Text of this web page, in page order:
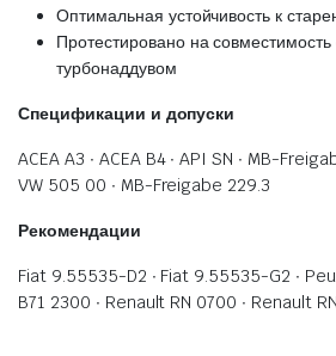
Оптимальная устойчивость к
Протестировано на
турбонаддувом
Спецификации и допуски
ACEA A3 ∙ ACEA B4 ∙ API SN ∙ MB-
VW 505 00 ∙ MB-Freigabe 229.3
Рекомендации
Fiat 9.55535-D2 ∙ Fiat 9.55535-G2 ∙
B71 2300 ∙ Renault RN 0700 ∙ Renault